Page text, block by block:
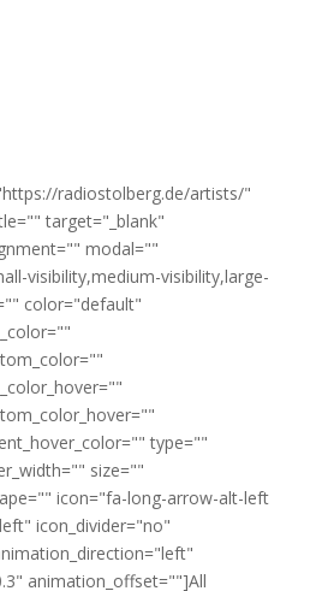
radiostolberg.de/artists/"
target="_blank"
modal=""
visibility,medium-visibility,large-
color="default"
type=""
size=""
icon="fa-long-arrow-alt-left
icon_divider="no"
animation_offset=""]All